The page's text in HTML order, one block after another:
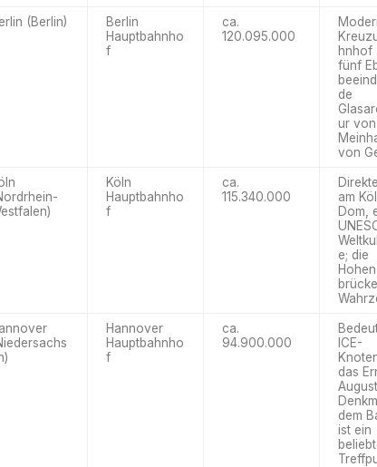
(Berlin)
Berlin
Hauptbahnho
f
ca.
120.095.000
hnhof
fünf
de
ur von
von
Köln
Hauptbahnho
f
ca.
115.340.000
am
Dom,
e; die
Hannover
Hauptbahnho
f
ca.
94.900.000
ICE-
das
dem
ist ein